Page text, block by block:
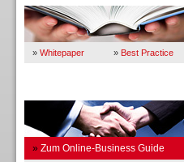
» Whitepaper » Best Practice
» Zum Online-Business Guide